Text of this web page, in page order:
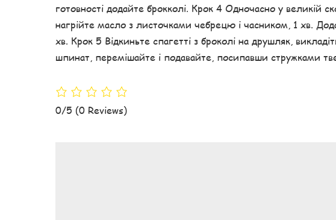
готовності додайте брокколі. Крок 4 Одночасно у великій
нагрійте масло з листочками чебрецю і часником, 1 хв.
хв. Крок 5 Відкиньте спагетті з броколі на друшляк,
шпинат, перемішайте і подавайте, посипавши стружками
0/5 (0 Reviews)